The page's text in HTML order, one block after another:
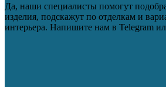
Да, наши специалисты помогут
изделия, подскажут по отделкам и
интерьера. Напишите нам в Telegram